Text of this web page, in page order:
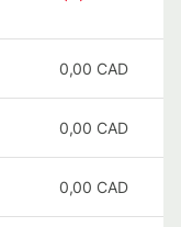
0,00 CAD
0,00 CAD
0,00 CAD